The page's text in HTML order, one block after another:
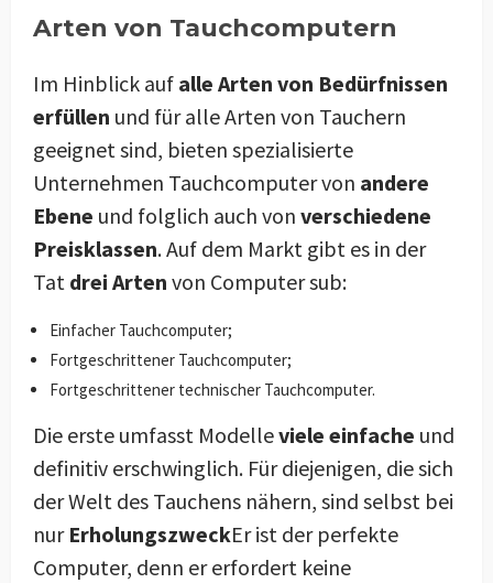
Arten von Tauchcomputern
Im Hinblick auf alle Arten von Bedürfnissen
erfüllen und für alle Arten von Tauchern
geeignet sind, bieten spezialisierte
Unternehmen Tauchcomputer von andere
Ebene und folglich auch von verschiedene
Preisklassen. Auf dem Markt gibt es in der
Tat drei Arten von Computer sub:
Einfacher Tauchcomputer;
Fortgeschrittener Tauchcomputer;
Fortgeschrittener technischer Tauchcomputer.
Die erste umfasst Modelleviele einfache und
definitiv erschwinglich. Für diejenigen, die sich
der Welt des Tauchens nähern, sind selbst bei
nur ErholungszweckEr ist der perfekte
Computer, denn er erfordert keine